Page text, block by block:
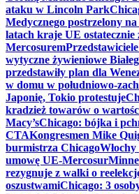
ataku w Lincoln Park
Medycznego postrzelony
latach kraje UE ostatecznie
Mercosurem
wytyczne żywieniowe
przedstawiły plan dla
w domu w południowo-
Japonię, Tokio protestuje
kradzież towarów o
Macy’sChicago: bójka i
CTAKongresmen Mike
burmistrza Chicago
umowę UE-Mercosur
rezygnuje z walki o
oszustwamiChicago: 3